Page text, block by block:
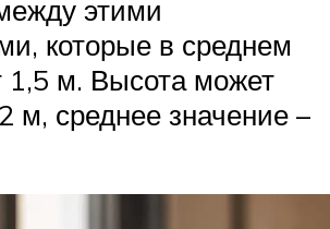
этими
которые в среднем
1,5 м. Высота может
м, среднее значение –